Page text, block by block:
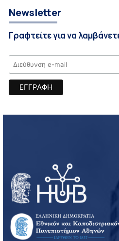
Newsletter
Γραφτείτε για να